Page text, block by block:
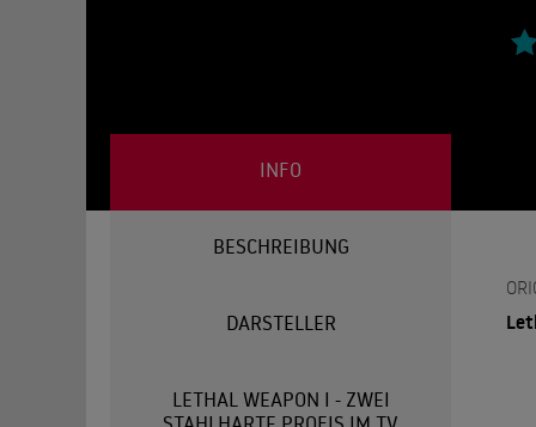
INFO
BESCHREIBUNG
DARSTELLER
LETHAL WEAPON I - ZWEI